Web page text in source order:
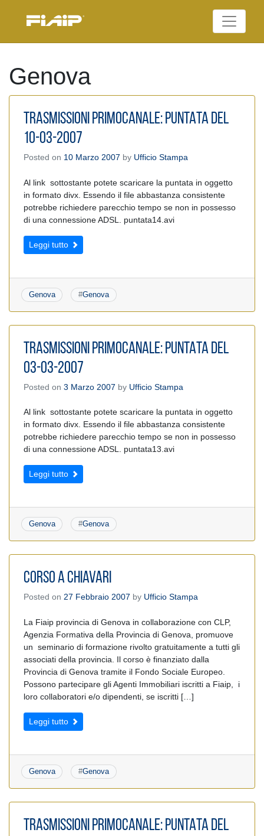
Federazione Italiana
Genova
TRASMISSIONI PRIMOCANALE: PUNTATA DEL
10-03-2007
Posted on 10 Marzo 2007 by Ufficio Stampa
Al link sottostante potete scaricare la puntata in oggetto
in formato divx. Essendo il file abbastanza consistente
potrebbe richiedere parecchio tempo se non in possesso
di una connessione ADSL. puntata14.avi
Leggi tutto
Genova #Genova
TRASMISSIONI PRIMOCANALE: PUNTATA DEL
03-03-2007
Posted on 3 Marzo 2007 by Ufficio Stampa
Al link sottostante potete scaricare la puntata in oggetto
in formato divx. Essendo il file abbastanza consistente
potrebbe richiedere parecchio tempo se non in possesso
di una connessione ADSL. puntata13.avi
Leggi tutto
Genova #Genova
Corso a Chiavari
Posted on 27 Febbraio 2007 by Ufficio Stampa
La Fiaip provincia di Genova in collaborazione con CLP,
Agenzia Formativa della Provincia di Genova, promuove
un seminario di formazione rivolto gratuitamente a tutti gli
associati della provincia. Il corso è finanziato dalla
Provincia di Genova tramite il Fondo Sociale Europeo.
Possono partecipare gli Agenti Immobiliari iscritti a Fiaip, i
loro collaboratori e/o dipendenti, se iscritti […]
Leggi tutto
Genova #Genova
TRASMISSIONI PRIMOCANALE: PUNTATA DEL